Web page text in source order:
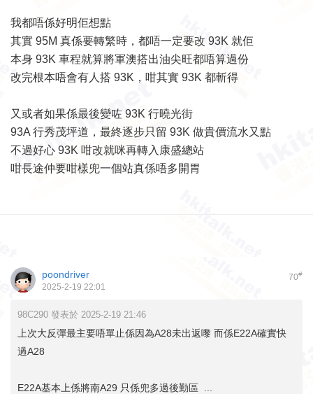
我都唔係好明佢想點
其實 95M 真係要轉繁時，都唔一定要改 93K 就佢
本身 93K 車程就算將軍澳搭出油尖旺都唔算過份
改完根本唔會有人搭 93K，咁其實 93K 都斬得
又或者如果係最後變咗 93K 行曉光街
93A 行秀茂坪道，最終逐步只留 93K 做貴價流水又點
不過好心 93K 咁改就咪再轉入康盛總站
咁長途仲要咁樣兜一個站真係唔多開胃
70#
poondriver
2025-2-19 22:01
98C290 發表於 2025-2-19 21:46
上次大反彈最主要唔單止係因為A28未出返嚟 而係E22A確實快
過A28
E22A基本上係將南A29 只係兜多過後勤區 ...